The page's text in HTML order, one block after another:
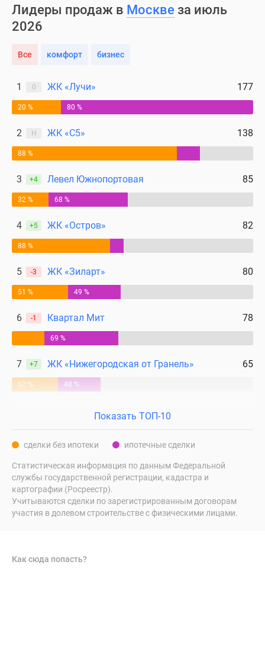
Лидеры продаж в Москве за июль
2026
Все комфорт бизнес
1 0 ЖК «Лучи» 177
20 % 80 %
2 Н ЖК «С5» 138
88 %
3 +4 Левел Южнопортовая 85
32 % 68 %
4 +5 ЖК «Остров» 82
88 %
5 -3 ЖК «Зиларт» 80
51 % 49 %
6 -1 Квартал Мит 78
69 %
7 +7 ЖК «Нижегородская от Гранель» 65
52 % 48 %
Показать ТОП-10
сделки без ипотеки ипотечные сделки
Статистическая информация по данным Федеральной
службы государственной регистрации, кадастра и
картографии (Росреестр).
Учитываются сделки по зарегистрированным договорам
участия в долевом строительстве с физическими лицами.
Как сюда попасть?